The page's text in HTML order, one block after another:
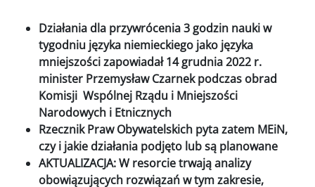
Działania dla przywrócenia 3 godzin nauki w
tygodniu języka niemieckiego jako języka
mniejszości zapowiadał 14 grudnia 2022 r.
minister Przemysław Czarnek podczas obrad
Komisji Wspólnej Rządu i Mniejszości
Narodowych i Etnicznych
Rzecznik Praw Obywatelskich pyta zatem MEiN,
czy i jakie działania podjęto lub są planowane
AKTUALIZACJA: W resorcie trwają analizy
obowiązujących rozwiązań w tym zakresie,